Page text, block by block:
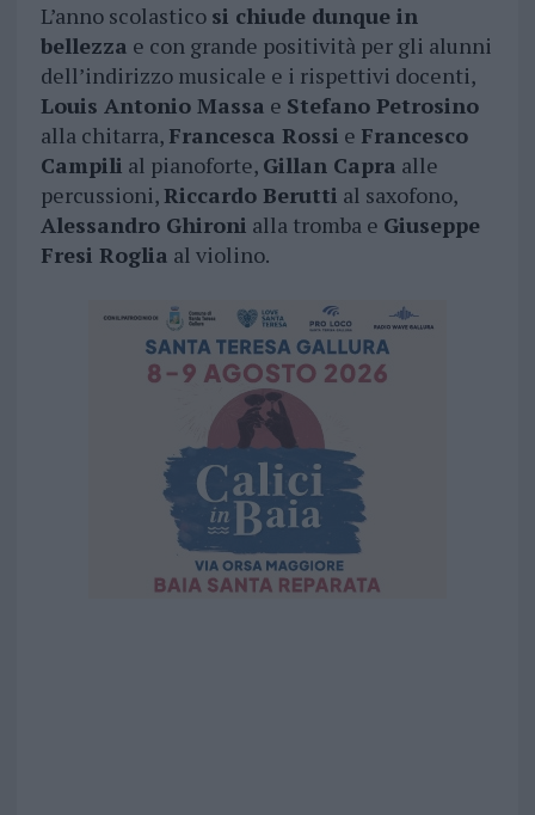
L’anno scolastico si chiude dunque in
bellezza e con grande positività per gli alunni
dell’indirizzo musicale e i rispettivi docenti,
Louis Antonio Massa e Stefano Petrosino
alla chitarra, Francesca Rossi e Francesco
Campili al pianoforte, Gillan Capra alle
percussioni,Riccardo Berutti al saxofono,
Alessandro Ghironi alla tromba e Giuseppe
Fresi Roglia al violino.